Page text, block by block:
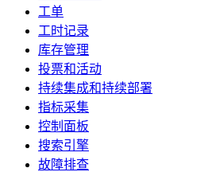
工单
工时记录
库存管理
投票和活动
持续集成和持续部署
指标采集
控制面板
搜索引擎
故障排查